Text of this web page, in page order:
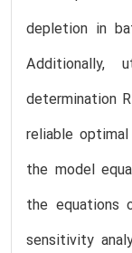
depletion in
determination
reliable
the model
the equations
sensitivity